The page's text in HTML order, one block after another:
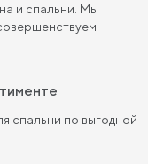
и спальни. Мы
спальни по выгодной